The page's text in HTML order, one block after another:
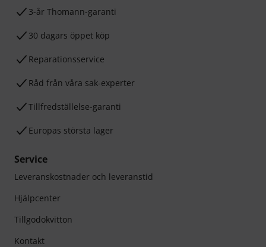
3-år Thomann-garanti
30 dagars öppet köp
Reparationsservice
Råd från våra sak-experter
Tillfredställelse-garanti
Europas största lager
Service
Leveranskostnader och leveranstid
Hjälpcenter
Tillgodokvitton
Kontakt